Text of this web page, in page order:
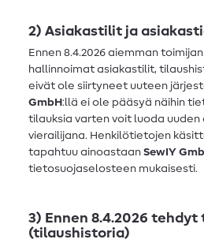
2) Asiakastilit ja
Ennen 8.4.2026 aiemman
hallinnoimat asiakastilit,
eivät ole siirtyneet uuteen
GmbH:llä ei ole pääsyä näihin
tilauksia varten voit luoda
vierailijana. Henkilötietojen
tapahtuu ainoastaan SewIY
tietosuojaselosteen mukaisesti.
3) Ennen 8.4.2026 tehdyt
(tilaushistoria)